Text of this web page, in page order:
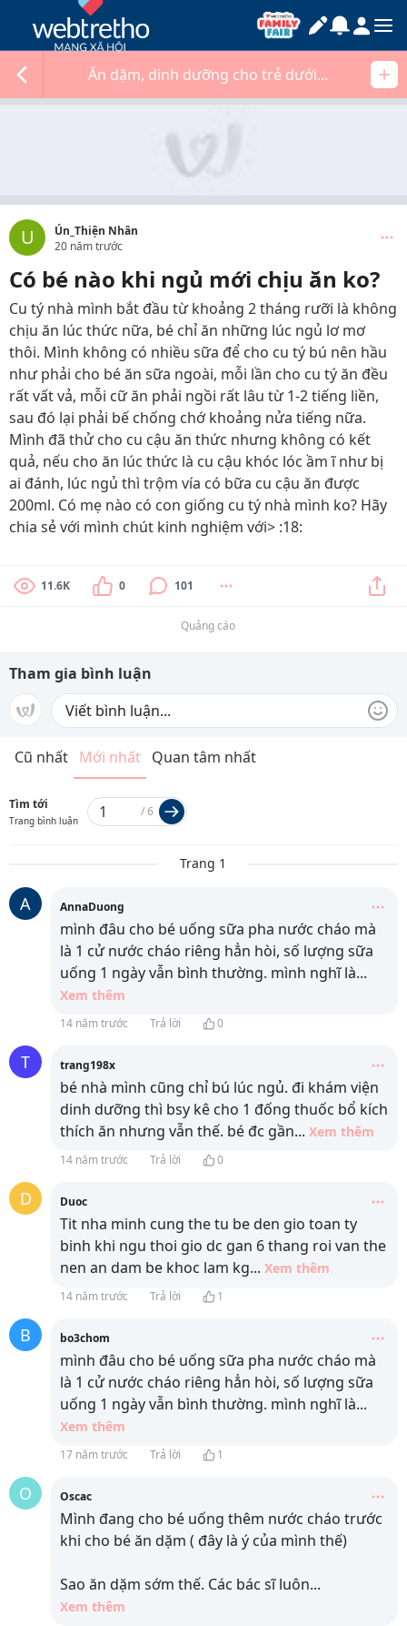
Ăn dặm, dinh dưỡng cho trẻ dưới...
U
Ún_Thiện Nhân
20 năm trước
Có bé nào khi ngủ mới chịu ăn ko?
Cu tý nhà mình bắt đầu từ khoảng 2 tháng rưỡi là không
chịu ăn lúc thức nữa, bé chỉ ăn những lúc ngủ lơ mơ
thôi. Mình không có nhiều sữa để cho cu tý bú nên hầu
như phải cho bé ăn sữa ngoài, mỗi lần cho cu tý ăn đều
rất vất vả, mỗi cữ ăn phải ngồi rất lâu từ 1-2 tiếng liền,
sau đó lại phải bế chống chớ khoảng nửa tiếng nữa.
Mình đã thử cho cu cậu ăn thức nhưng không có kết
quả, nếu cho ăn lúc thức là cu cậu khóc lóc ầm ĩ như bị
ai đánh, lúc ngủ thì trộm vía có bữa cu cậu ăn được
200ml. Có mẹ nào có con giống cu tý nhà mình ko? Hãy
chia sẻ với mình chút kinh nghiệm với> :18:
11.6K 0 101
Quảng cáo
Tham gia bình luận
Cũ nhất Mới nhất Quan tâm nhất
Tìm tới
Trang bình luận
/6
Trang 1
A AnnaDuong
mình đâu cho bé uống sữa pha nước cháo mà
là 1 cử nước cháo riêng hẳn hòi, số lượng sữa
uống 1 ngày vẫn bình thường. mình nghĩ là...
Xem thêm
14 năm trước Trả lời 0
T trang198x
bé nhà mình cũng chỉ bú lúc ngủ. đi khám viện
dinh dưỡng thì bsy kê cho 1 đống thuốc bổ kích
thích ăn nhưng vẫn thế. bé đc gần... Xem thêm
14 năm trước Trả lời 0
D Duoc
Tit nha minh cung the tu be den gio toan ty
binh khi ngu thoi gio dc gan 6 thang roi van the
nen an dam be khoc lam kg... Xem thêm
14 năm trước Trả lời 1
B bo3chom
mình đâu cho bé uống sữa pha nước cháo mà
là 1 cử nước cháo riêng hẳn hòi, số lượng sữa
uống 1 ngày vẫn bình thường. mình nghĩ là...
Xem thêm
17 năm trước Trả lời 1
O Oscac
Mình đang cho bé uống thêm nước cháo trước
khi cho bé ăn dặm ( đây là ý của mình thế)
Sao ăn dặm sớm thế. Các bác sĩ luôn...
Xem thêm